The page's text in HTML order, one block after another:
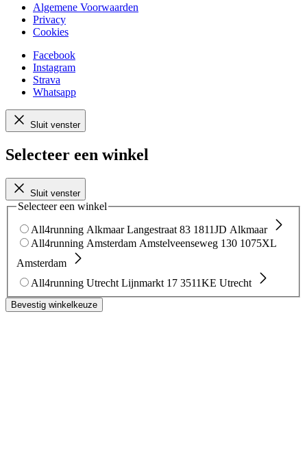
Algemene Voorwaarden
Privacy
Cookies
Facebook
Instagram
Strava
Whatsapp
Sluit venster
Selecteer een winkel
Sluit venster
Selecteer een winkel
All4running Alkmaar Langestraat 83 1811JD Alkmaar
All4running Amsterdam Amstelveenseweg 130 1075XL
Amsterdam
All4running Utrecht Lijnmarkt 17 3511KE Utrecht
Bevestig winkelkeuze